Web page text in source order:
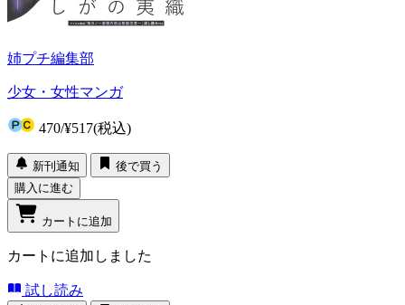
姉プチ編集部
少女・女性マンガ
470/¥517(税込)
新刊通知
後で買う
購入に進む
カートに追加
カートに追加しました
試し読み